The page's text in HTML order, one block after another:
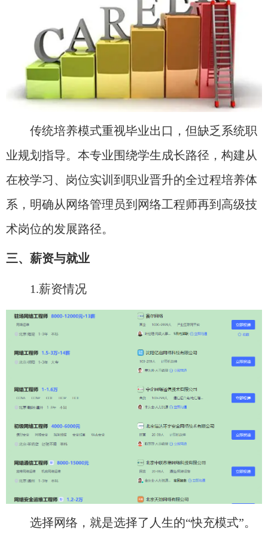
传统培养模式重视毕业出口，但缺乏系统职
业规划指导。本专业围绕学生成长路径，构建从
在校学习、岗位实训到职业晋升的全过程培养体
系，明确从网络管理员到网络工程师再到高级技
术岗位的发展路径。
三、薪资与就业
1.薪资情况
选择网络，就是选择了人生的“快充模式”。